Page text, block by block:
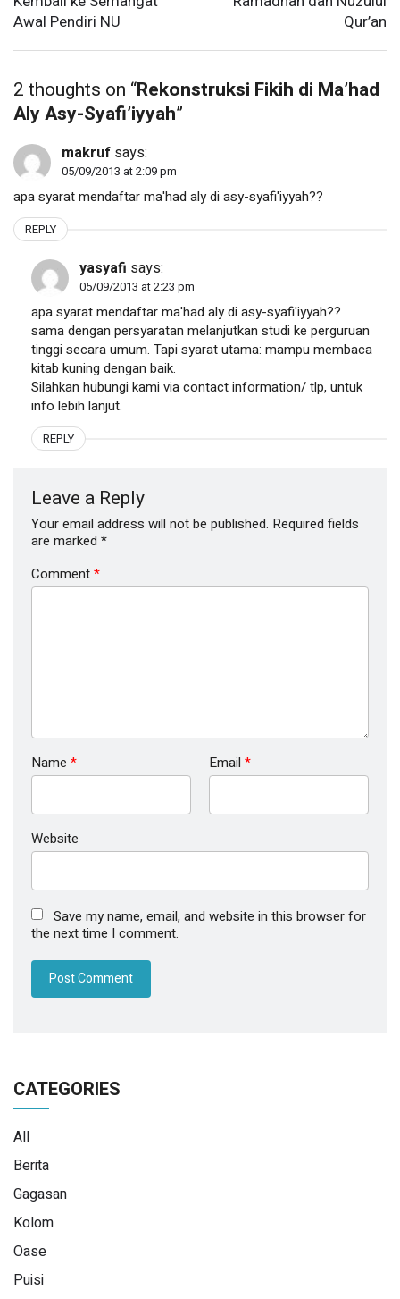
Awal Pendiri NU
Qur’an
2 thoughts on “Rekonstruksi Fikih di Ma’had
Aly Asy-Syafi’iyyah”
makruf says:
05/09/2013 at 2:09 pm
apa syarat mendaftar ma'had aly di asy-syafi'iyyah??
REPLY
yasyafi says:
05/09/2013 at 2:23 pm
apa syarat mendaftar ma'had aly di asy-syafi'iyyah??
sama dengan persyaratan melanjutkan studi ke perguruan
tinggi secara umum. Tapi syarat utama: mampu membaca
kitab kuning dengan baik.
Silahkan hubungi kami via contact information/ tlp, untuk
info lebih lanjut.
REPLY
Leave a Reply
Your email address will not be published. Required fields
are marked *
Comment*
Name * Email *
Website
Save my name, email, and website in this browser for
the next time I comment.
CATEGORIES
All
Berita
Gagasan
Kolom
Oase
Puisi